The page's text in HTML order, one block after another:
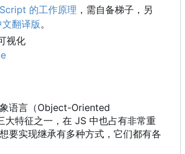
的工作原理 ，需自备梯子，另
文翻译版。
视化
语言 （Object-Oriented
大特征之一 ， 在 JS 中也占有非常重
要实现继承有多种方式，它们都有各